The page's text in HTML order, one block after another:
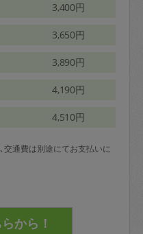
3,400円
3,650円
3,890円
4,190円
4,510円
通費は別途にてお支払いに